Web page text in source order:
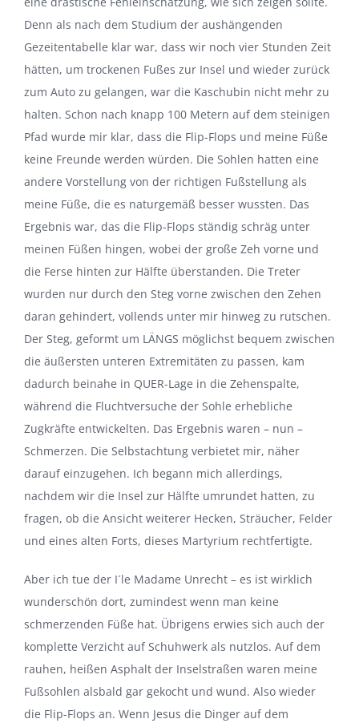
Denn als nach dem Studium der aushängenden
Gezeitentabelle klar war, dass wir noch vier Stunden Zeit
hätten, um trockenen Fußes zur Insel und wieder zurück
zum Auto zu gelangen, war die Kaschubin nicht mehr zu
halten. Schon nach knapp 100 Metern auf dem steinigen
Pfad wurde mir klar, dass die Flip-Flops und meine Füße
keine Freunde werden würden. Die Sohlen hatten eine
andere Vorstellung von der richtigen Fußstellung als
meine Füße, die es naturgemäß besser wussten. Das
Ergebnis war, das die Flip-Flops ständig schräg unter
meinen Füßen hingen, wobei der große Zeh vorne und
die Ferse hinten zur Hälfte überstanden. Die Treter
wurden nur durch den Steg vorne zwischen den Zehen
daran gehindert, vollends unter mir hinweg zu rutschen.
Der Steg, geformt um LÄNGS möglichst bequem zwischen
die äußersten unteren Extremitäten zu passen, kam
dadurch beinahe in QUER-Lage in die Zehenspalte,
während die Fluchtversuche der Sohle erhebliche
Zugkräfte entwickelten. Das Ergebnis waren – nun –
Schmerzen. Die Selbstachtung verbietet mir, näher
darauf einzugehen. Ich begann mich allerdings,
nachdem wir die Insel zur Hälfte umrundet hatten, zu
fragen, ob die Ansicht weiterer Hecken, Sträucher, Felder
und eines alten Forts, dieses Martyrium rechtfertigte.
Aber ich tue der I´le Madame Unrecht – es ist wirklich
wunderschön dort, zumindest wenn man keine
schmerzenden Füße hat. Übrigens erwies sich auch der
komplette Verzicht auf Schuhwerk als nutzlos. Auf dem
rauhen, heißen Asphalt der Inselstraßen waren meine
Fußsohlen alsbald gar gekocht und wund. Also wieder
die Flip-Flops an. Wenn Jesus die Dinger auf dem